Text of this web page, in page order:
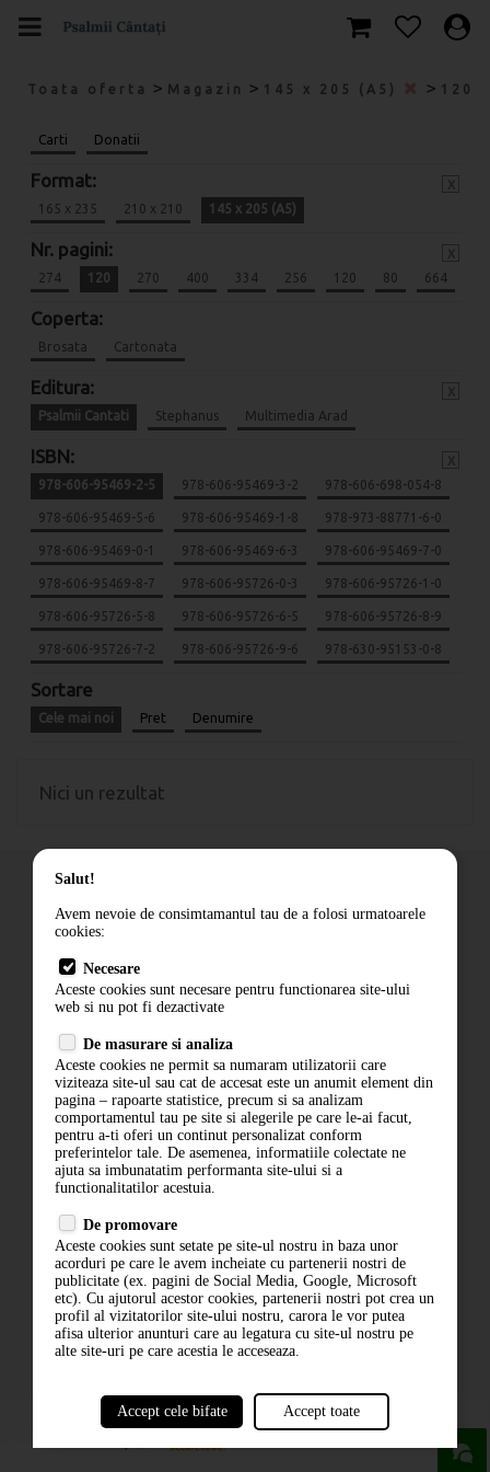
Toata oferta > Magazin > 145 x 205 (A5) > 120
Carti Donatii
Format:
165 x 235 210 x 210 145 x 205 (A5)
Nr. pagini:
274 120 270 400 334 256 120 80 664
Coperta:
Brosata Cartonata
Editura:
Psalmii Cantati Stephanus Multimedia Arad
ISBN:
978-606-95469-2-5 978-606-95469-3-2 978-606-698-054-8
978-606-95469-5-6 978-606-95469-1-8 978-973-88771-6-0
978-606-95469-0-1 978-606-95469-6-3 978-606-95469-7-0
978-606-95469-8-7 978-606-95726-0-3 978-606-95726-1-0
978-606-95726-5-8 978-606-95726-6-5 978-606-95726-8-9
978-606-95726-7-2 978-606-95726-9-6 978-630-95153-0-8
Sortare
Cele mai noi Pret Denumire
Nici un rezultat
Cum comand
Livrare
Contact
Politica de confidentialitate
ANPC
ABONARE LA NEWSLETTER
ABONARE
Salut!
Avem nevoie de consimtamantul tau de a folosi urmatoarele
cookies:
Necesare
Aceste cookies sunt necesare pentru functionarea site-ului
web si nu pot fi dezactivate
De masurare si analiza
Aceste cookies ne permit sa numaram utilizatorii care
viziteaza site-ul sau cat de accesat este un anumit element din
pagina – rapoarte statistice, precum si sa analizam
comportamentul tau pe site si alegerile pe care le-ai facut,
pentru a-ti oferi un continut personalizat conform
preferintelor tale. De asemenea, informatiile colectate ne
ajuta sa imbunatatim performanta site-ului si a
functionalitatilor acestuia.
De promovare
Aceste cookies sunt setate pe site-ul nostru in baza unor
acorduri pe care le avem incheiate cu partenerii nostri de
publicitate (ex. pagini de Social Media, Google, Microsoft
etc). Cu ajutorul acestor cookies, partenerii nostri pot crea un
profil al vizitatorilor site-ului nostru, carora le vor putea
afisa ulterior anunturi care au legatura cu site-ul nostru pe
alte site-uri pe care acestia le acceseaza.
Accept cele bifate Accept toate